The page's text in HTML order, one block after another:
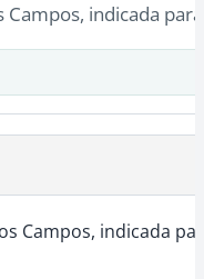
Campos, indicada
Campos, indicada